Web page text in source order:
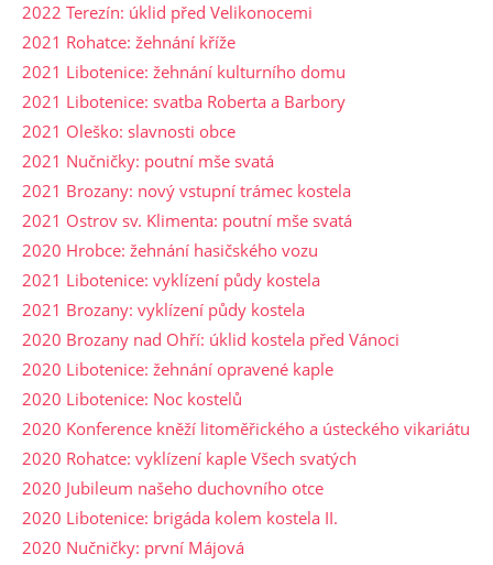
2022 Terezín: úklid před Velikonocemi
2021 Rohatce: žehnání kříže
2021 Libotenice: žehnání kulturního domu
2021 Libotenice: svatba Roberta a Barbory
2021 Oleško: slavnosti obce
2021 Nučničky: poutní mše svatá
2021 Brozany: nový vstupní trámec kostela
2021 Ostrov sv. Klimenta: poutní mše svatá
2020 Hrobce: žehnání hasičského vozu
2021 Libotenice: vyklízení půdy kostela
2021 Brozany: vyklízení půdy kostela
2020 Brozany nad Ohří: úklid kostela před Vánoci
2020 Libotenice: žehnání opravené kaple
2020 Libotenice: Noc kostelů
2020 Konference kněží litoměřického a ústeckého vikariátu
2020 Rohatce: vyklízení kaple Všech svatých
2020 Jubileum našeho duchovního otce
2020 Libotenice: brigáda kolem kostela II.
2020 Nučničky: první Májová